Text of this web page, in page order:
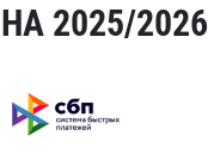
2025/2026